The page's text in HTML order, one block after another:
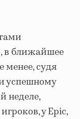
в ближайшее
менее, судя
успешному
неделе,
у Epic,